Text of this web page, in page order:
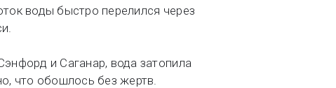
воды быстро перелился через
и Саганар, вода затопила
что обошлось без жертв.